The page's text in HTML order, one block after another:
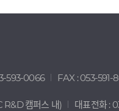
593-0066 FAX : 053-591-
R&D 캠퍼스 내) 대표전화 :